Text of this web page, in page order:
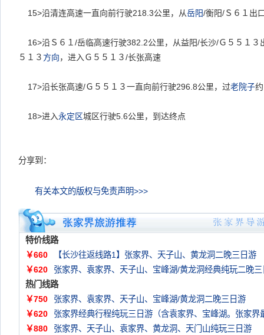
15>沿清连高速一直向前行驶218.3公里，从岳阳/衡阳/Ｓ６１出
16>沿Ｓ６１ /岳临高速行驶382.2公里，从益阳/长沙/Ｇ５５１３
５１３ 方向，进入Ｇ５５１３/长张高速
17>沿长张高速/Ｇ５５１３一直向前行驶296.8公里，过老院子约
18>进入永定区城区行驶5.6公里，到达终点
分享到：
有关本文的版权与免责声明>>>
特价线路
￥660
【长沙往返线路1】张家界、天子山、黄龙洞二晚三日游
￥620
张家界、袁家界、天子山、宝峰湖/黄龙洞经典纯玩二晚三
热门线路
￥750
张家界、袁家界、天子山、宝峰湖/黄龙洞二晚三日游
￥620
张家界经典行程纯玩三日游（含袁家界、宝峰湖。张家界
￥880
张家界、天子山、袁家界、黄龙洞、天门山纯玩三日游